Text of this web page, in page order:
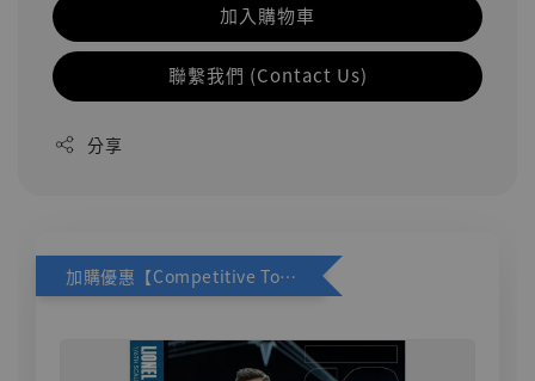
加入購物車
聯繫我們 (Contact Us)
分享
加購優惠【Competitive Toys 梅西 [CM001]】